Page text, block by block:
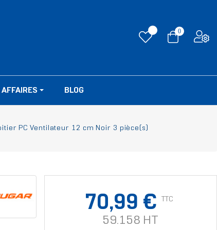
0
AFFAIRES BLOG
PC Ventilateur 12 cm Noir 3 pièce(s)
70,99 € TTC
59.158 HT